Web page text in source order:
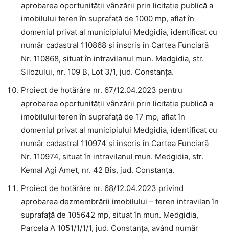
aprobarea oportunității vânzării prin licitație publică a
imobilului teren în suprafață de 1000 mp, aflat în
domeniul privat al municipiului Medgidia, identificat cu
număr cadastral 110868 și înscris în Cartea Funciară
Nr. 110868, situat în intravilanul mun. Medgidia, str.
Silozului, nr. 109 B, Lot 3/1, jud. Constanța.
Proiect de hotărâre nr. 67/12.04.2023 pentru
aprobarea oportunității vânzării prin licitație publică a
imobilului teren în suprafață de 17 mp, aflat în
domeniul privat al municipiului Medgidia, identificat cu
număr cadastral 110974 și înscris în Cartea Funciară
Nr. 110974, situat în intravilanul mun. Medgidia, str.
Kemal Agi Amet, nr. 42 Bis, jud. Constanța.
Proiect de hotărâre nr. 68/12.04.2023 privind
aprobarea dezmembrării imobilului – teren intravilan în
suprafață de 105642 mp, situat în mun. Medgidia,
Parcela A 1051/1/1/1, jud. Constanța, având număr